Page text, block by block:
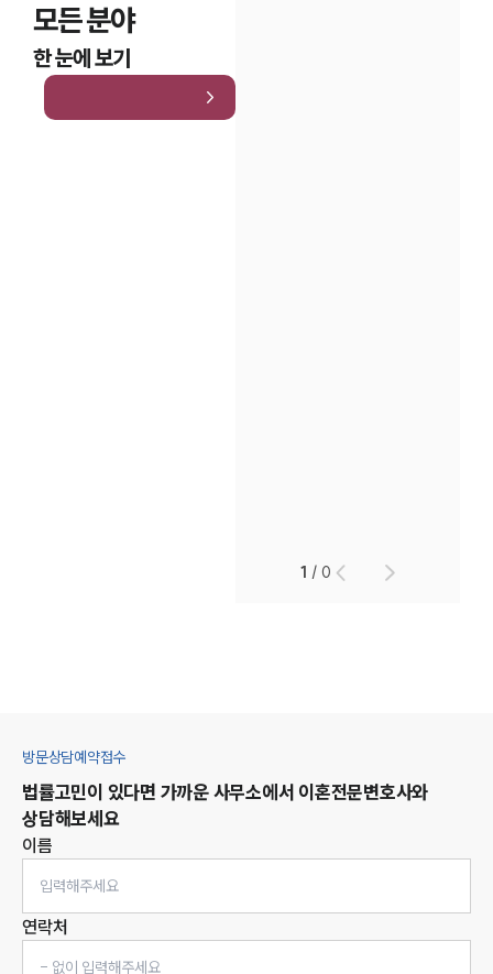
모든 분야
한 눈에 보기
1 /0
방문상담예약접수
법률고민이 있다면 가까운 사무소에서 이혼전문변호사와
상담해보세요
이름
연락처